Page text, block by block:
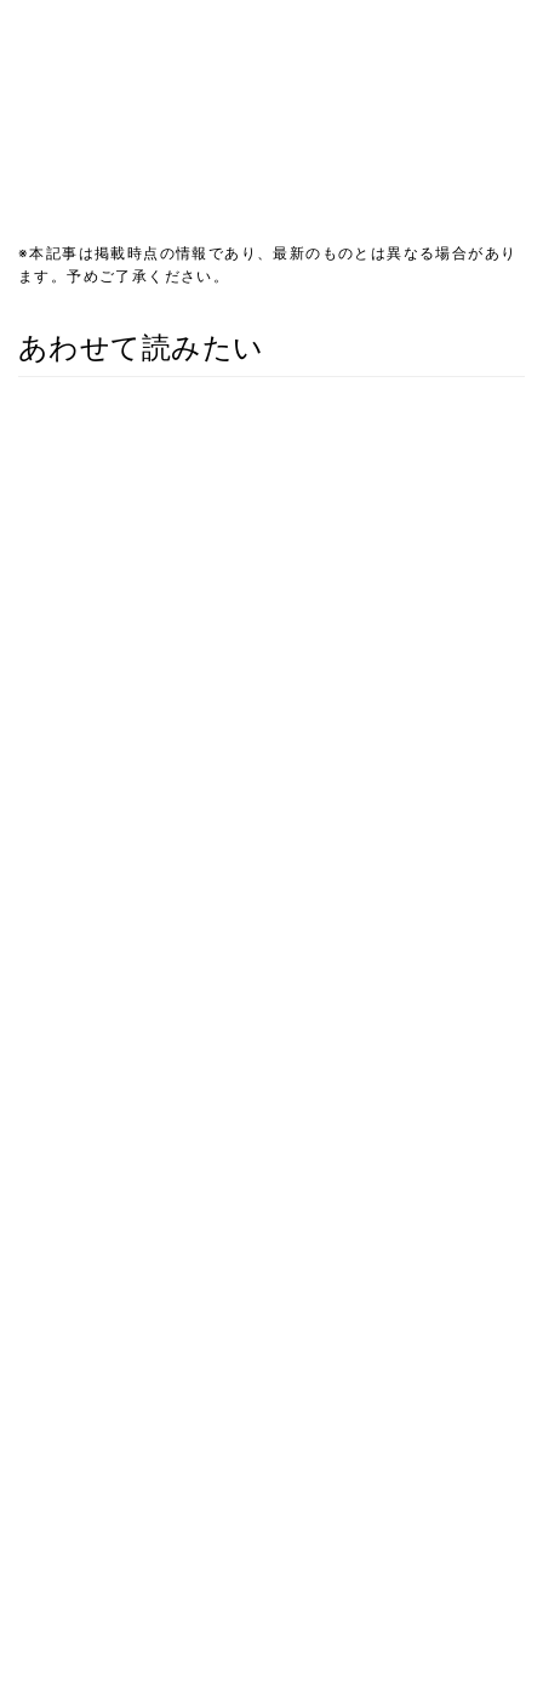
※本記事は掲載時点の情報であり、最新のものとは異なる場合があり
ます。予めご了承ください。
あわせて読みたい